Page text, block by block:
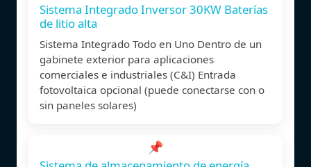
Sistema Integrado Inversor 30KW Baterías
de litio alta
Sistema Integrado Todo en Uno Dentro de un
gabinete exterior para aplicaciones
comerciales e industriales (C&I) Entrada
fotovoltaica opcional (puede conectarse con o
sin paneles solares)
📌